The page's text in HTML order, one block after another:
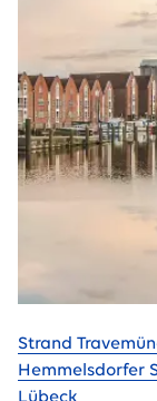
Gå til
Strand
Hemmelsdorfer